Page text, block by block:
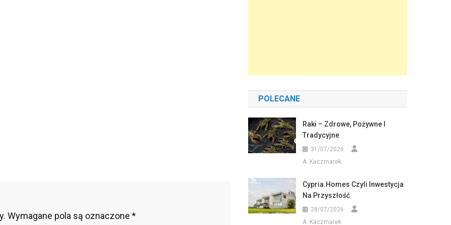
Wymagane pola są oznaczone *
POLECANE
Raki – Zdrowe, Pożywne I
Tradycyjne
31/07/2026
A. Kaczmarek
Cypria.homes Czyli Inwestycja
Na Przyszłość
28/07/2026
A. Kaczmarek